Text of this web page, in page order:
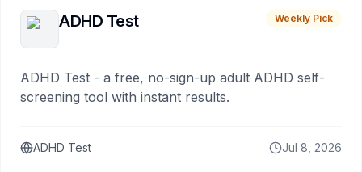
ADHD Test Weekly Pick
ADHD Test - a free, no-sign-up adult ADHD self-
screening tool with instant results.
ADHD Test Jul 8, 2026